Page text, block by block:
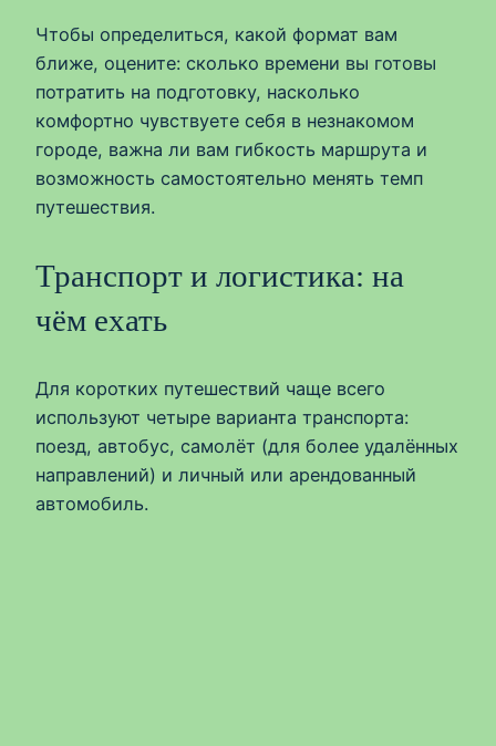
Чтобы определиться, какой формат вам
ближе, оцените: сколько времени вы готовы
потратить на подготовку, насколько
комфортно чувствуете себя в незнакомом
городе, важна ли вам гибкость маршрута и
возможность самостоятельно менять темп
путешествия.
Транспорт и логистика: на
чём ехать
Для коротких путешествий чаще всего
используют четыре варианта транспорта:
поезд, автобус, самолёт (для более удалённых
направлений) и личный или арендованный
автомобиль.